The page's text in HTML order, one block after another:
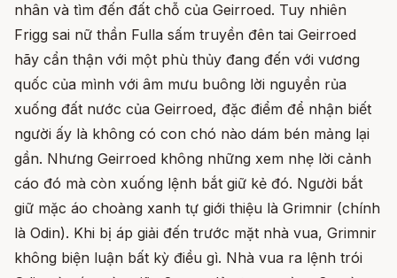
nhân và tìm đến đất chỗ của Geirroed. Tuy nhiên
Frigg sai nữ thần Fulla sấm truyền đên tai Geirroed
hãy cẩn thận với một phù thủy đang đến với vương
quốc của mình với âm mưu buông lời nguyền rủa
xuống đất nước của Geirroed, đặc điểm để nhận biết
người ấy là không có con chó nào dám bén mảng lại
gần. Nhưng Geirroed không những xem nhẹ lời cảnh
cáo đó mà còn xuống lệnh bắt giữ kẻ đó. Người bắt
giữ mặc áo choàng xanh tự giới thiệu là Grimnir (chính
là Odin). Khi bị áp giải đến trước mặt nhà vua, Grimnir
không biện luận bất kỳ điều gì. Nhà vua ra lệnh trói